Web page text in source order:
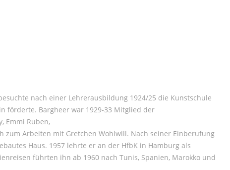
nach einer Lehrerausbildung 1924/25 die Kunstschule
förderte. Bargheer war 1929-33 Mitglied der
Emmi Ruben,
zum Arbeiten mit Gretchen Wohlwill. Nach seiner Einberufung
Haus. 1957 lehrte er an der HfbK in Hamburg als
führten ihn ab 1960 nach Tunis, Spanien, Marokko und